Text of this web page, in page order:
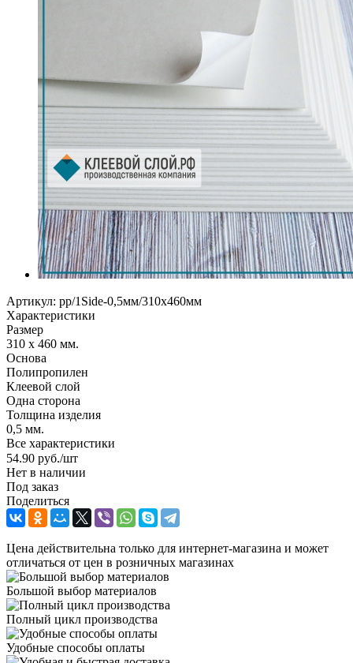
Артикул: pp/1Side-0,5мм/310х460мм
Характеристики
Размер
310 x 460 мм.
Основа
Полипропилен
Клеевой слой
Одна сторона
Толщина изделия
0,5 мм.
Все характеристики
54.90 руб./шт
Нет в наличии
Под заказ
Поделиться
Цена действительна только для интернет-магазина и может
отличаться от цен в розничных магазинах
Большой выбор материалов
Полный цикл производства
Удобные способы оплаты